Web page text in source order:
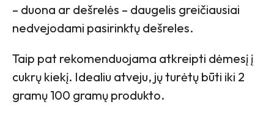
– duona ar dešrelės – daugelis greičiausiai
nedvejodami pasirinktų dešreles.
Taip pat rekomenduojama atkreipti dėmesį į
cukrų kiekį. Idealiu atveju, jų turėtų būti iki 2
gramų 100 gramų produkto.